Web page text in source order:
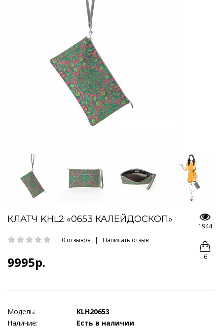
КЛАТЧ KHL2 «0653 КАЛЕЙДОСКОП»
0 отзывов | Написать отзыв
9995р.
1944
6
Модель:
KLH20653
Наличие:
Есть в наличии